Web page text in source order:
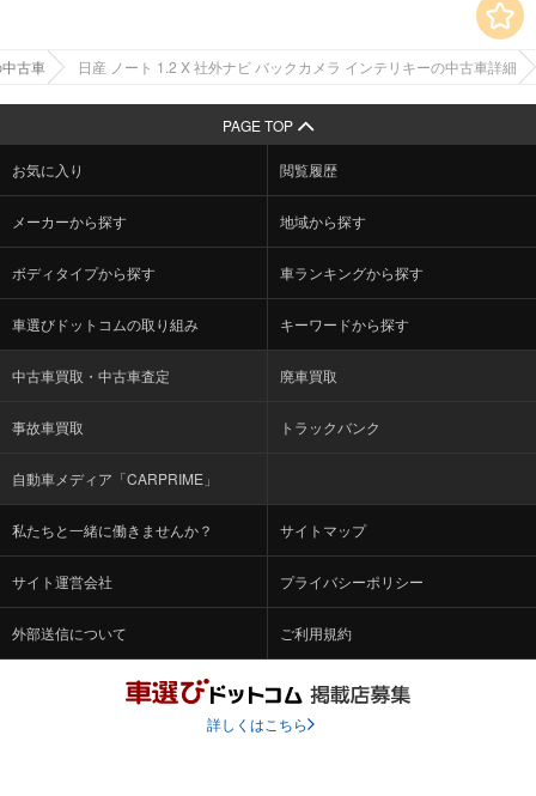
古車 日産 ノート 1.2 X 社外ナビ バックカメラ インテリキーの中古車詳細
PAGE TOP
お気に入り 閲覧履歴
メーカーから探す 地域から探す
ボディタイプから探す 車ランキングから探す
車選びドットコムの取り組み キーワードから探す
中古車買取・中古車査定 廃車買取
事故車買取 トラックバンク
自動車メディア「CARPRIME」
私たちと一緒に働きませんか？ サイトマップ
サイト運営会社 プライバシーポリシー
外部送信について ご利用規約
詳しくはこちら